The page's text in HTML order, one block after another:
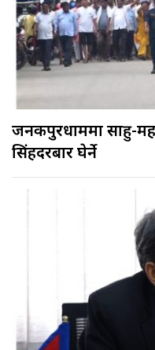
जनकपुरधाममा साहु-
सिंहदरबार घेर्ने